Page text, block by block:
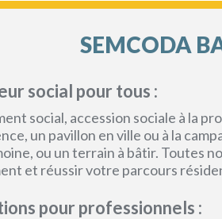
SEMCODA
social pour tous :
social, accession sociale à la
un pavillon en ville ou à la
ou un terrain à bâtir. Toutes
et réussir votre parcours
pour professionnels :